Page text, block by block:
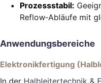
Prozessstabil:
Reflow‑Abläufe mit
Anwendungsbereiche
Elektronikfertigung
In der Halbleitertechnik &